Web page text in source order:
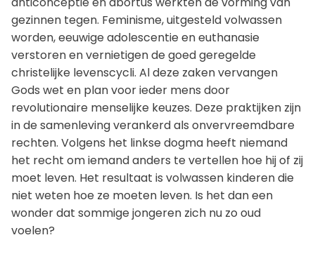
gezinnen tegen. Feminisme, uitgesteld volwassen
worden, eeuwige adolescentie en euthanasie
verstoren en vernietigen de goed geregelde
christelijke levenscycli. Al deze zaken vervangen
Gods wet en plan voor ieder mens door
revolutionaire menselijke keuzes. Deze praktijken zijn
in de samenleving verankerd als onvervreemdbare
rechten. Volgens het linkse dogma heeft niemand
het recht om iemand anders te vertellen hoe hij of zij
moet leven. Het resultaat is volwassen kinderen die
niet weten hoe ze moeten leven. Is het dan een
wonder dat sommige jongeren zich nu zo oud
voelen?